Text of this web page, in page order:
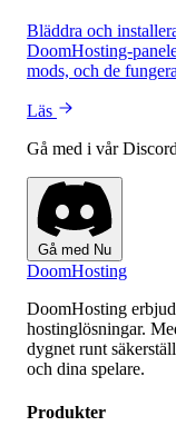
Bläddra och
DoomHosting-
mods, och de
Läs
Gå med i vår
Gå med Nu
DoomHosting
DoomHosting
hostinglösningar.
dygnet runt
och dina spelare.
Produkter